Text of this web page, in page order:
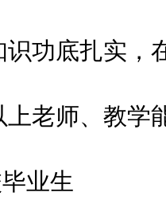
底扎实，
师、教学
业生